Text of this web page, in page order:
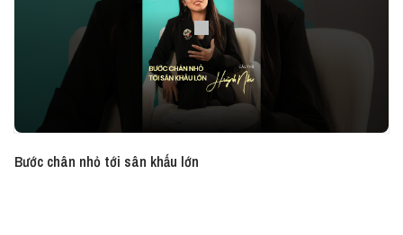
Bước chân nhỏ tới sân khấu lớn